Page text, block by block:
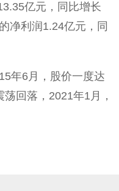
亿元，同比增长
净利润1.24亿元，同
年6月，股价一度达
回落，2021年1月，